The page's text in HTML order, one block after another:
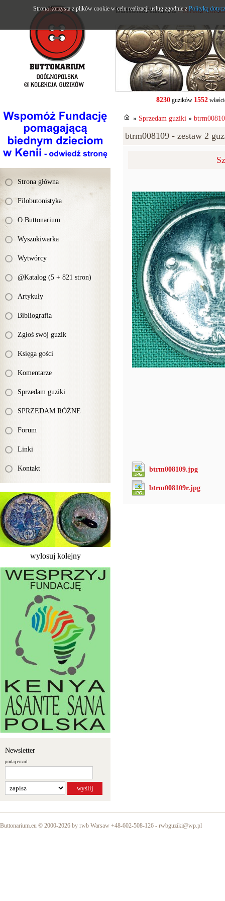
Strona główna
Filobutonistyka
O Buttonarium
Wyszukiwarka
Wytwórcy
@Katalog (5 + 821 stron)
Artykuły
Bibliografia
Zgłoś swój guzik
Księga gości
Komentarze
Sprzedam guziki
SPRZEDAM RÓŻNE
Forum
Linki
Kontakt
wylosuj kolejny
Newsletter
podaj email:
buttonarium.eu- Strona
8230guzików 1552
» Sprzedam guziki »
btrm008109 - zestaw 2
btrm008109.jpg
btrm008109r.jpg
Buttonarium.eu © 2000-2026 by rwb Warsaw +48-602-508-126 - rwbguziki@wp.pl
Strona korzysta z plików cookie w celu realizacji usług zgodnie zPolityką